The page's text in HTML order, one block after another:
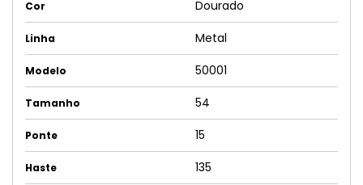
Cor Dourado
Linha Metal
Modelo 50001
Tamanho 54
Ponte 15
Haste 135